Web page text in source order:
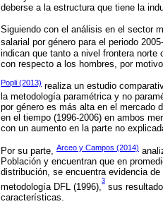
deberse a la estructura que tiene la
Siguiendo con el análisis en el sector
salarial por género para el periodo
indican que tanto a nivel frontera norte
con respecto a los hombres, por
Popli (2013) realiza un estudio
la metodología paramétrica y no
por género es más alta en el mercado
en el tiempo (1996-2006) en ambos
con un aumento en la parte no
Por su parte, Arceo y Campos (2014)
Población y encuentran que en
distribución, se encuentra evidencia
metodología DFL (1996),
3
sus
características.